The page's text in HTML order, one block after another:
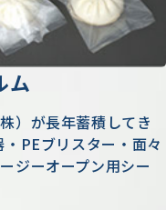
ム
）が長年蓄積してき
PEブリスター・面々
ジーオープン用シー